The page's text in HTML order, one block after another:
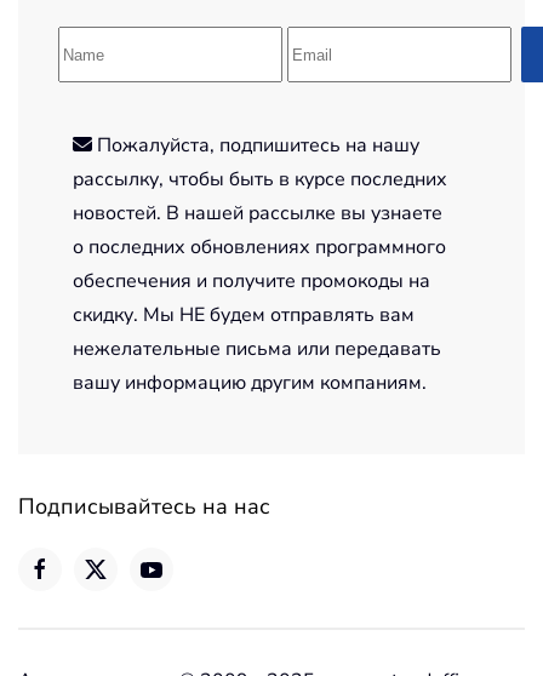
Пожалуйста, подпишитесь на нашу
рассылку, чтобы быть в курсе последних
новостей. В нашей рассылке вы узнаете
о последних обновлениях программного
обеспечения и получите промокоды на
скидку. Мы НЕ будем отправлять вам
нежелательные письма или передавать
вашу информацию другим компаниям.
Подписывайтесь на нас